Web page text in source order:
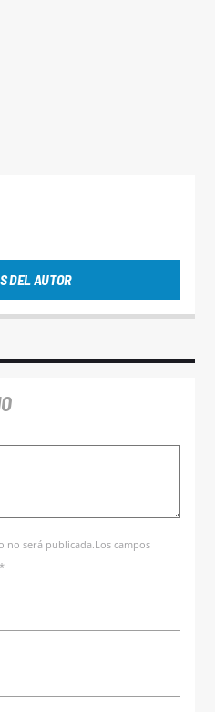
DEL AUTOR
no será publicada.Los campos